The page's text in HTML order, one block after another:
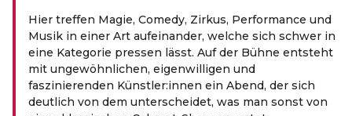
Hier treffen Magie, Comedy, Zirkus, Performance und
Musik in einer Art aufeinander, welche sich schwer in
eine Kategorie pressen lässt. Auf der Bühne entsteht
mit ungewöhnlichen, eigenwilligen und
faszinierenden Künstler:innen ein Abend, der sich
deutlich von dem unterscheidet, was man sonst von